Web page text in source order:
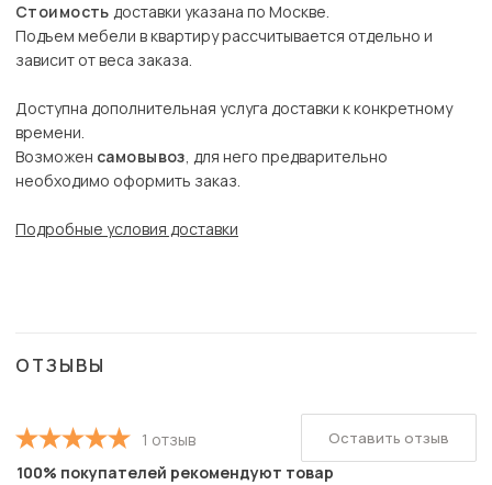
Стоимость доставки указана по Москве.
Подъем мебели в квартиру рассчитывается отдельно и
зависит от веса заказа.
Доступна дополнительная услуга доставки к конкретному
времени.
Возможен самовывоз, для него предварительно
необходимо оформить заказ.
Подробные условия доставки
ОТЗЫВЫ
1 отзыв
100% покупателей рекомендуют товар
Оставить отзыв